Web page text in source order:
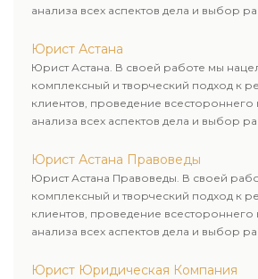
анализа всех аспектов дела и выбор
Юрист Астана
Юрист Астана. В своей работе мы
комплексный и творческий подход к
клиентов, проведение
анализа всех аспектов дела и выбор
Юрист Астана Правоведы
Юрист Астана Правоведы. В своей
комплексный и творческий подход к
клиентов, проведение
анализа всех аспектов дела и выбор
Юрист Юридическая Компания